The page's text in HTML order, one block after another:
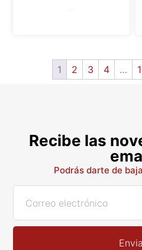
1 2 3 4 …
Recibe las
Podrás darte de